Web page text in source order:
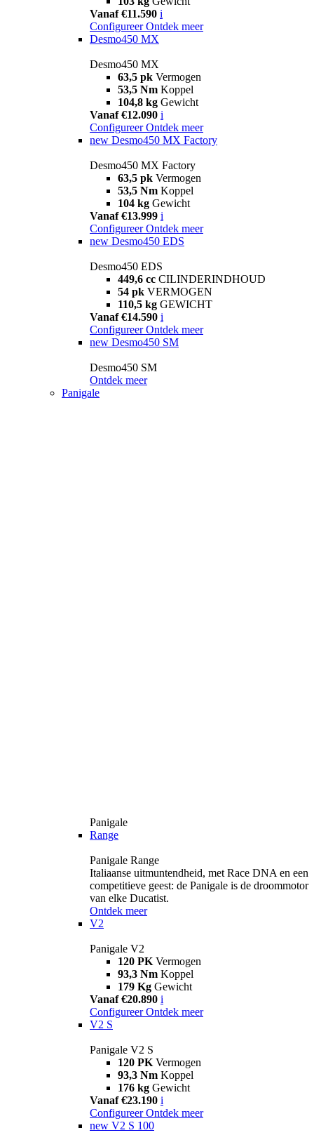
Vanaf €11.590 i
Configureer Ontdek meer
Desmo450 MX
Desmo450 MX
63,5 pk Vermogen
53,5 Nm Koppel
104,8 kg Gewicht
Vanaf €12.090 i
Configureer Ontdek meer
new Desmo450 MX Factory
Desmo450 MX Factory
63,5 pk Vermogen
53,5 Nm Koppel
104 kg Gewicht
Vanaf €13.999 i
Configureer Ontdek meer
new Desmo450 EDS
Desmo450 EDS
449,6 cc CILINDERINDHOUD
54 pk VERMOGEN
110,5 kg GEWICHT
Vanaf €14.590 i
Configureer Ontdek meer
new Desmo450 SM
Desmo450 SM
Ontdek meer
Panigale
Panigale
Range
Panigale Range
Italiaanse uitmuntendheid, met Race DNA en een
competitieve geest: de Panigale is de droommotor
van elke Ducatist.
Ontdek meer
V2
Panigale V2
120 PK Vermogen
93,3 Nm Koppel
179 Kg Gewicht
Vanaf €20.890 i
Configureer Ontdek meer
V2 S
Panigale V2 S
120 PK Vermogen
93,3 Nm Koppel
176 kg Gewicht
Vanaf €23.190 i
Configureer Ontdek meer
new V2 S 100